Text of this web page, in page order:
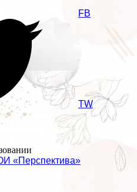
FB
TW
«Перспектива»